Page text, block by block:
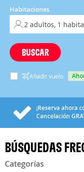
Habitaciones
BUSCAR
Añadir vuelo
¡Reserva ahora
Cancelación
BÚSQUEDAS
Categorías